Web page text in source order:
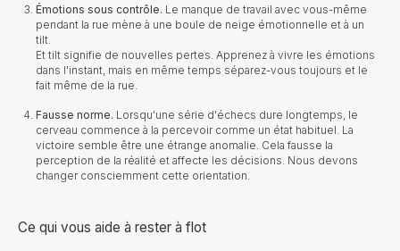
Émotions sous contrôle. Le manque de travail avec vous-même
pendant la rue mène à une boule de neige émotionnelle et à un
tilt.
Et tilt signifie de nouvelles pertes. Apprenez à vivre les émotions
dans l'instant, mais en même temps séparez-vous toujours et le
fait même de la rue.
Fausse norme. Lorsqu'une série d'échecs dure longtemps, le
cerveau commence à la percevoir comme un état habituel. La
victoire semble être une étrange anomalie. Cela fausse la
perception de la réalité et affecte les décisions. Nous devons
changer consciemment cette orientation.
Ce qui vous aide à rester à flot